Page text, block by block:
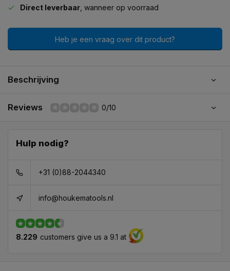
Direct leverbaar , wanneer op voorraad
Heb je een vraag over dit product?
Beschrijving
Reviews 0/10
Hulp nodig?
+31 (0)88-2044340
info@houkematools.nl
8.229 customers give us a 9.1 at